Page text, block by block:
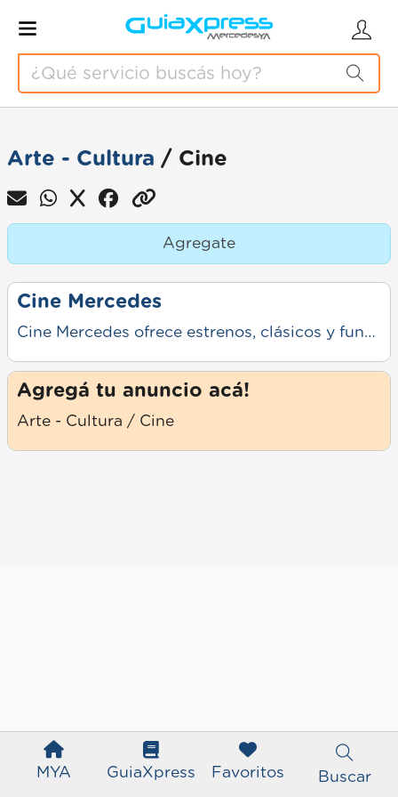
MYA GuiaXpress Favoritos Buscar
Arte - Cultura / Cine
Agregate
Cine Mercedes
Cine Mercedes ofrece estrenos, clásicos y funciones para toda la familia. Sonido e imagen de calidad, ambiente cómodo y atención cordial. Viví la mejor experiencia en pantalla grande, cerca tuyo.
Agregá tu anuncio acá!
Arte - Cultura / Cine